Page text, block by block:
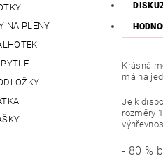
NA PLENY
Krásná
má na
Je k
rozměry
- 80 %